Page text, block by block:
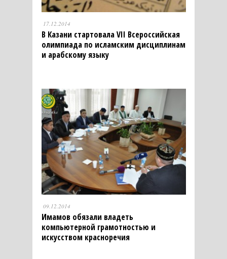
17.12.2014
В Казани стартовала VII Всероссийская
олимпиада по исламским дисциплинам
и арабскому языку
09.12.2014
Имамов обязали владеть
компьютерной грамотностью и
искусством красноречия